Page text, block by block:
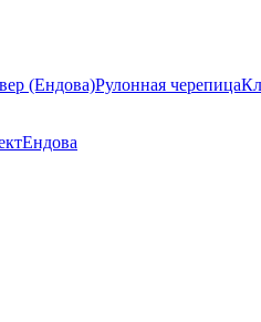
(Ендова)Рулонная черепица
Ендова